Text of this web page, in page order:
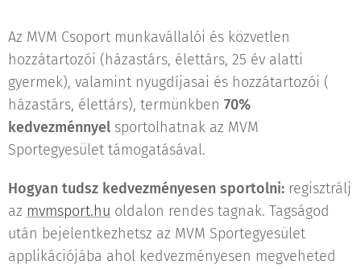
Az MVM Csoport munkavállalói és közvetlen
hozzátartozói (házastárs, élettárs, 25 év alatti
gyermek), valamint nyugdíjasai és hozzátartozói (
házastárs, élettárs), termünkben 70%
kedvezménnyel sportolhatnak az MVM
Sportegyesület támogatásával.
Hogyan tudsz kedvezményesen sportolni: regisztrálj
az mvmsport.hu oldalon rendes tagnak. Tagságod
után bejelentkezhetsz az MVM Sportegyesület
applikációjába ahol kedvezményesen megveheted